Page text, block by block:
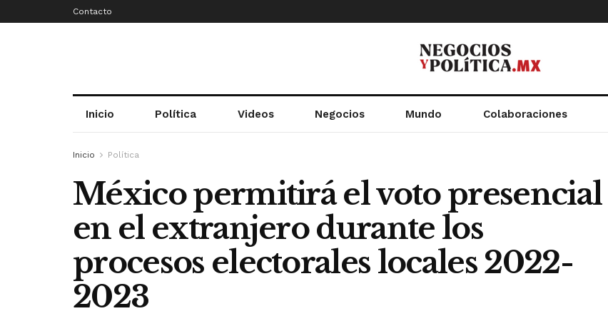
Contacto
Inicio Política Videos Negocios Mundo Colaboraciones
Inicio Política
México permitirá el voto presencial
en el extranjero durante los
procesos electorales locales 2022-
2023